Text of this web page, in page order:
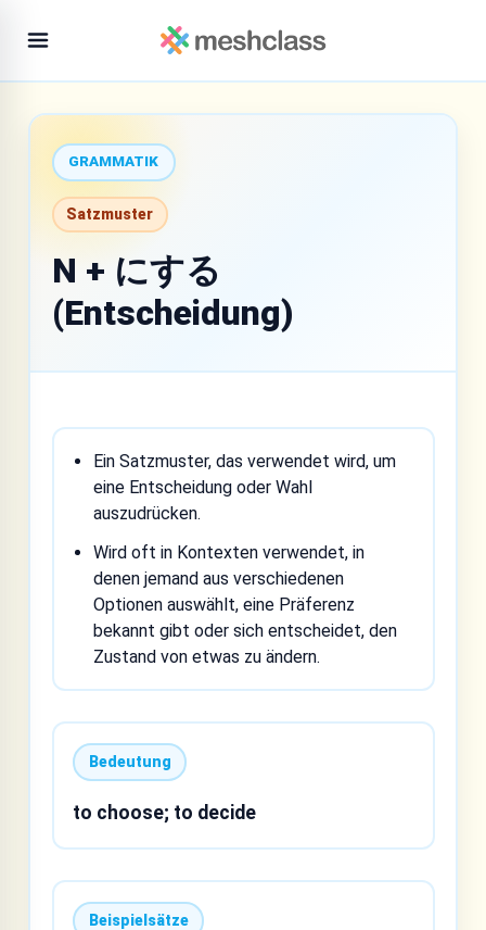
GRAMMATIK
Satzmuster
N + にする
(Entscheidung)
Ein Satzmuster, das verwendet wird, um
eine Entscheidung oder Wahl
auszudrücken.
Wird oft in Kontexten verwendet, in
denen jemand aus verschiedenen
Optionen auswählt, eine Präferenz
bekannt gibt oder sich entscheidet, den
Zustand von etwas zu ändern.
Bedeutung
to choose; to decide
Beispielsätze